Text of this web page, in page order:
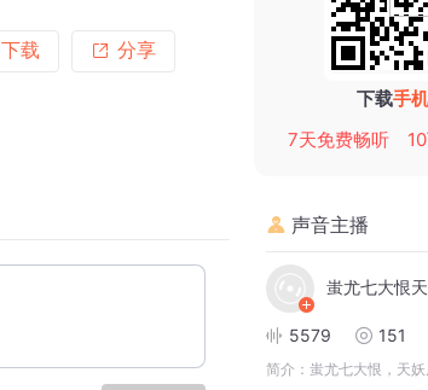
下载 分享
下载手
7天免费畅听
声音主播
5579 151
简介： 蚩尤七大恨，天